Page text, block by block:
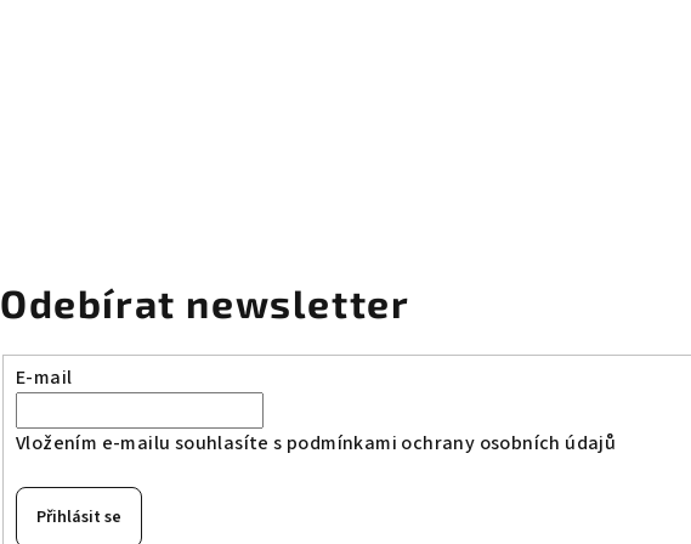
Odebírat newsletter
E-mail
Vložením e-mailu souhlasíte s podmínkami ochrany osobních údajů
Přihlásit se